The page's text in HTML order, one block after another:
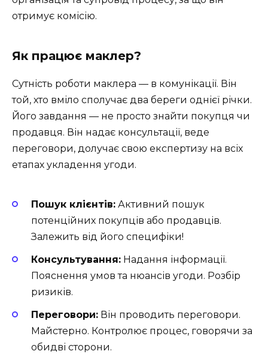
отримує комісію.
Як працює маклер?
Сутність роботи маклера — в комунікації. Він
той, хто вміло сполучає два береги однієї річки.
Його завдання — не просто знайти покупця чи
продавця. Він надає консультації, веде
переговори, долучає свою експертизу на всіх
етапах укладення угоди.
Пошук клієнтів: Активний пошук
потенційних покупців або продавців.
Залежить від його специфіки!
Консультування: Надання інформації.
Пояснення умов та нюансів угоди. Розбір
ризиків.
Переговори: Він проводить переговори.
Майстерно. Контролює процес, говорячи за
обидві сторони.